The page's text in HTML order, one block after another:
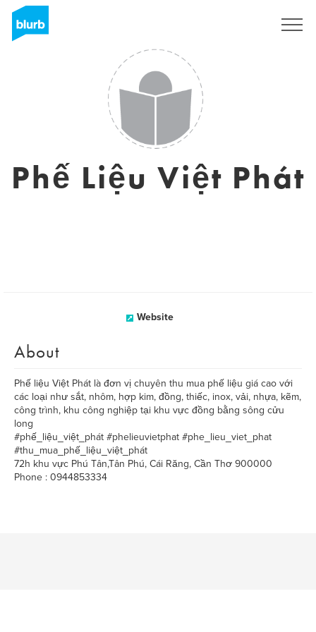
Phế Liệu Việt Phát
Website
About
Phế liệu Việt Phát là đơn vị chuyên thu mua phế liệu giá cao với
các loại như sắt, nhôm, hợp kim, đồng, thiếc, inox, vải, nhựa, kẽm,
công trình, khu công nghiệp tại khu vực đồng bằng sông cửu
long
#phế_liệu_việt_phát #phelieuvietphat #phe_lieu_viet_phat
#thu_mua_phế_liệu_việt_phát
72h khu vực Phú Tân,Tân Phú, Cái Răng, Cần Thơ 900000
Phone : 0944853334